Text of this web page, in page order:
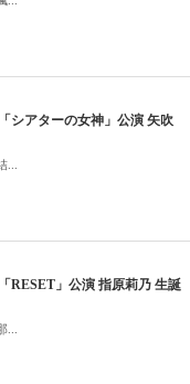
シアターの女神」公演 矢吹
RESET」公演 指原莉乃 生誕